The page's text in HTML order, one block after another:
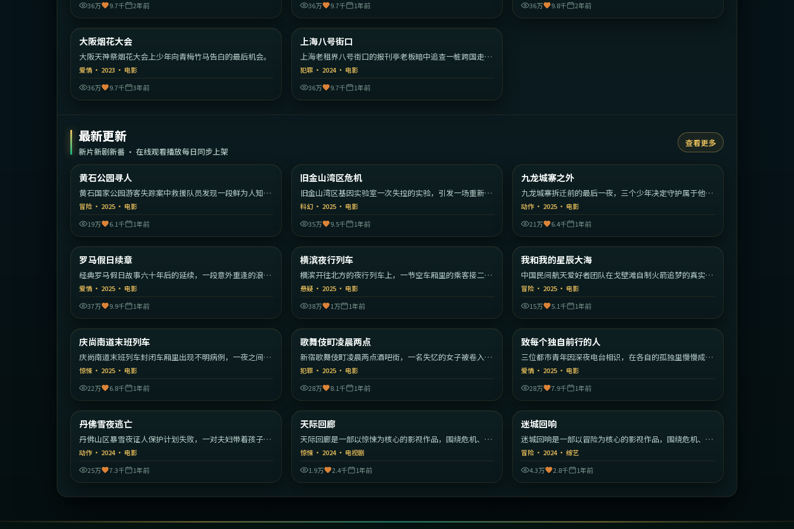
36万
9.7千 2年前
36万
9.7千 1年前
36万
9.8千 2年前
热门
1:49:02
大阪烟花大会
大阪天神祭烟花大会上少年向青梅竹马告白的最后机会。
爱情· 2023 · 电影
36万
9.7千 3年前
热门
1:55:35
上海八号街口
上海老租界八号街口的报刊亭老板暗中追查一桩跨国走私
案。
犯罪· 2024· 电影
36万
9.7千 1年前
最新更新
新片新剧新番 · 在线观看播放每日同步上架
查看更多
最新
黄石公园寻人
黄石国家公园游客失踪案中救援队员发现一段鲜为人知的
家族秘密。
冒险· 2025· 电影
19万
6.1千 1年前
最新
旧金山湾区危机
旧金山湾区基因实验室一次失控的实验，引发一场重新定
义人类的危机。
科幻· 2025· 电影
35万
9.5千 1年前
最新
1:38:26
九龙城寨之外
九龙城寨拆迁前的最后一夜，三个少年决定守护属于他们
的江湖。
动作 · 2025 · 电影
21万
6.4千 1年前
最新
罗马假日续章
经典罗马假日故事六十年后的延续，一段意外重逢的浪漫
旅程。
爱情· 2025· 电影
37万
9.9千 1年前
最新
横滨夜行列车
横滨开往北方的夜行列车上，一节空车厢里的乘客接二连
三消失。
悬疑· 2025· 电影
38万
1万 1年前
最新
我和我的星辰大海
中国民间航天爱好者团队在戈壁滩自制火箭追梦的真实改
编故事。
冒险 · 2025 · 电影
15万
5.1千 1年前
最新
庆尚南道末班列车
庆尚南道末班列车封闭车厢里出现不明病例，一夜之间秩
序崩塌。
惊悚· 2025· 电影
22万
6.8千 1年前
最新
歌舞伎町凌晨两点
新宿歌舞伎町凌晨两点酒吧街，一名失忆的女子被卷入帮
派权力斗争。
犯罪· 2025· 电影
28万
8.1千 1年前
最新
致每个独自前行的人
三位都市青年因深夜电台相识，在各自的孤独里慢慢成为
彼此的灯塔。
爱情 · 2025 · 电影
28万
7.9千 1年前
最新
丹佛雪夜逃亡
丹佛山区暴雪夜证人保护计划失败，一对夫妇带着孩子开
始绝命逃亡。
动作· 2024· 电影
25万
7.3千 1年前
最新
天际回廊
天际回廊是一部以惊悚为核心的影视作品，围绕危机、反
转与人物成长展开，整体节奏紧凑，值得推荐观看。
惊悚· 2024· 电视剧
1.9万
2.4千 1年前
最新
迷城回响
迷城回响是一部以冒险为核心的影视作品，围绕危机、反
转与人物成长展开，整体节奏紧凑，值得推荐观看。
冒险 · 2024·综艺
4.3万
2.8千 1年前